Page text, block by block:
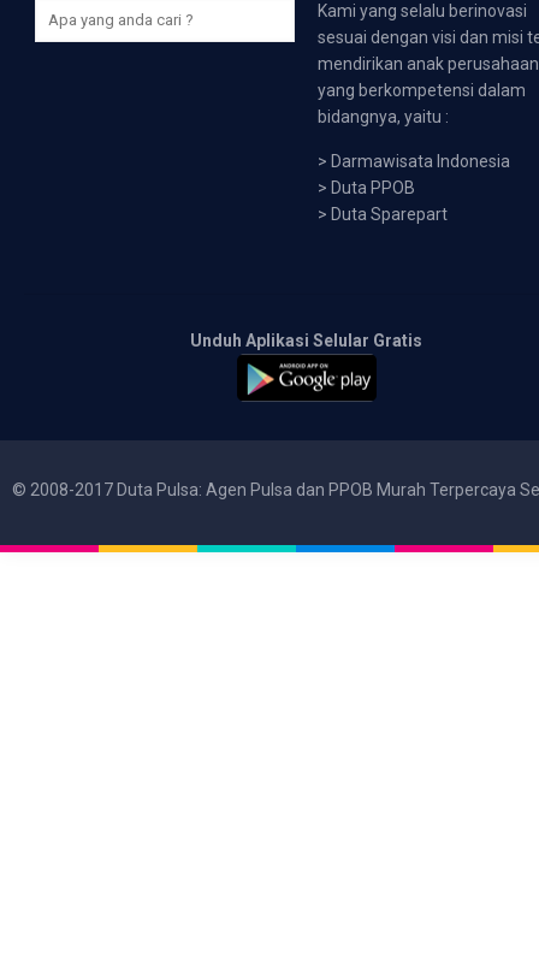
Kami yang selalu berinovasi
sesuai dengan visi dan misi
mendirikan anak perusahaan
yang berkompetensi dalam
bidangnya, yaitu :
> Darmawisata Indonesia
> Duta PPOB
> Duta Sparepart
Unduh Aplikasi Selular Gratis
© 2008-2017 Duta Pulsa: Agen Pulsa dan PPOB Murah Terpercaya